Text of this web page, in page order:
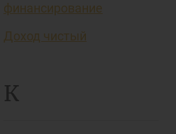
финансирование
Доход чистый
К